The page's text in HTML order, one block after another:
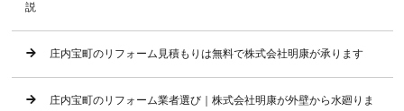
説
庄内宝町のリフォーム見積もりは無料で株式会社明康が承ります
庄内宝町のリフォーム業者選び｜株式会社明康が外壁から水廻りま